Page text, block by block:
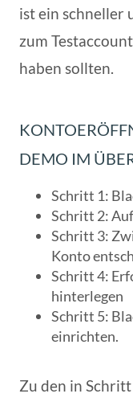
ist ein schneller
zum
haben sollten.
DEMO IM
Schritt 1:
Schritt 2:
Schritt 3:
Konto
Schritt 4:
hinterlegen
Schritt 5:
einrichten.
Zu den in